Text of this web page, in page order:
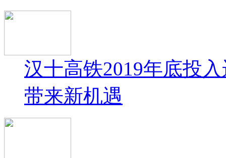
汉十高铁2019年底投
带来新机遇